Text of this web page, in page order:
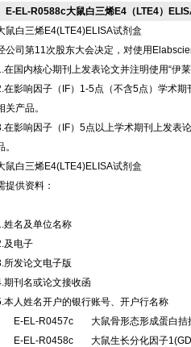
E-EL-R0588c大鼠白三烯E4（LTE4）
鼠白三烯E4(LTE4)ELISA试剂盒
公司第11次股东大会决定，对使用
在国内核心期刊上发表论文并注明使用“伊
在影响因子（IF）1-5点（不含5点）学术
关产品。
在影响因子（IF）5点以上学术期刊上发表
。
鼠白三烯E4(LTE4)ELISA试剂盒
提供资料：
姓名及单位名称
及电子
所发论文电子版
期刊名或论文接收函
本人姓名开户的银行账号、开户行名称
E-EL-R0457c
大鼠骨形态形成蛋白
E-EL-R0458c
大鼠生长分化因子